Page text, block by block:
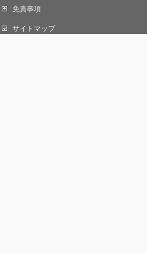
免責事項
サイトマップ